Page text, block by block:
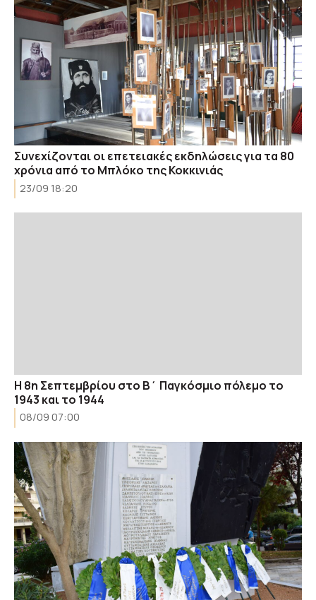
Συνεχίζονται οι επετειακές εκδηλώσεις για τα 80
χρόνια από το Μπλόκο της Κοκκινιάς
23/09 18:20
Η 8η Σεπτεμβρίου στο Β΄ Παγκόσμιο πόλεμο το
1943 και το 1944
08/09 07:00